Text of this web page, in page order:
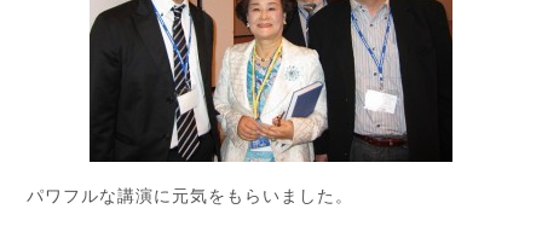
パワフルな講演に元気をもらいました。